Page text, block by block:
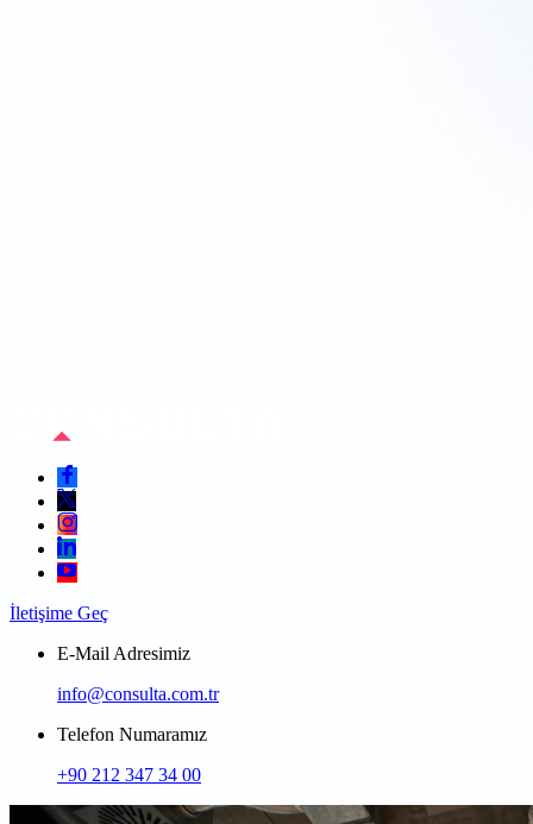
İletişime Geç
E-Mail Adresimiz
info@consulta.com.tr
Telefon Numaramız
+90 212 347 34 00